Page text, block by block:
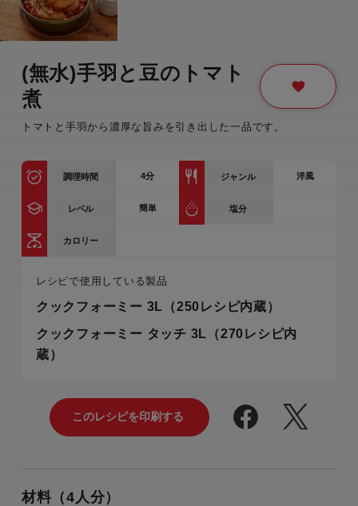
(無水)手羽と豆のトマト
煮
トマトと手羽から濃厚な旨みを引き出した一品です。
調理時間 4分 ジャンル 洋風
レベル 簡単 塩分
カロリー
レシピで使用している製品
クックフォーミー 3L（250レシピ内蔵）
クックフォーミー タッチ 3L（270レシピ内
蔵）
材料（4人分）